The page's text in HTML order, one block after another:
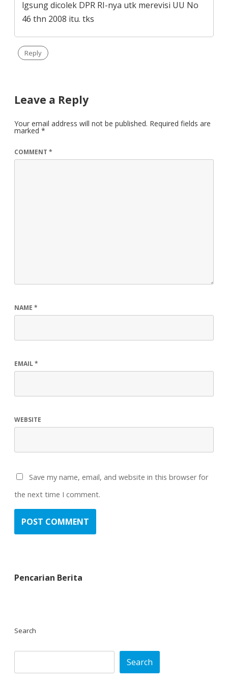
lgsung dicolek DPR RI-nya utk merevisi UU No
46 thn 2008 itu. tks
Reply
Leave a Reply
Your email address will not be published. Required fields are
marked *
COMMENT *
NAME *
EMAIL*
WEBSITE
Save my name, email, and website in this browser for
the next time I comment.
Pencarian Berita
Search
Search